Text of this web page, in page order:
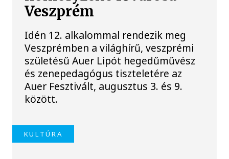
Veszprém
Idén 12. alkalommal rendezik meg
Veszprémben a világhírű, veszprémi
születésű Auer Lipót hegedűművész
és zenepedagógus tiszteletére az
Auer Fesztivált, augusztus 3. és 9.
között.
KULTÚRA